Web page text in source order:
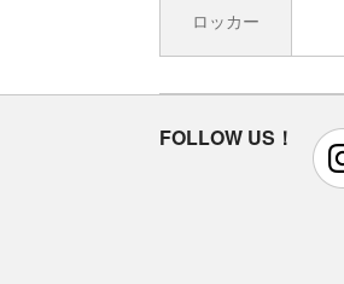
ロッカー
FOLLOW US！